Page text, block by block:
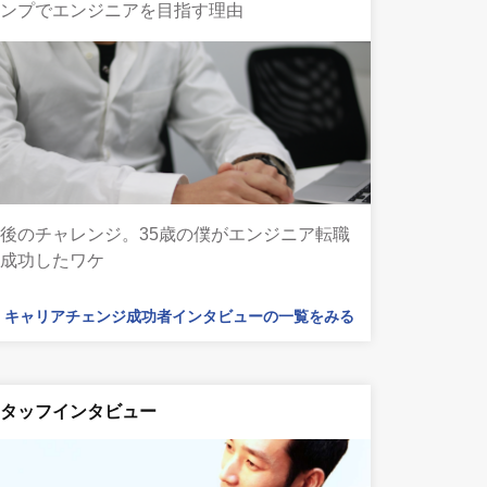
プでエンジニアを目指す理由
のチャレンジ。35歳の僕がエンジニア転職
功したワケ
キャリアチェンジ成功者インタビューの一覧をみる
ッフインタビュー